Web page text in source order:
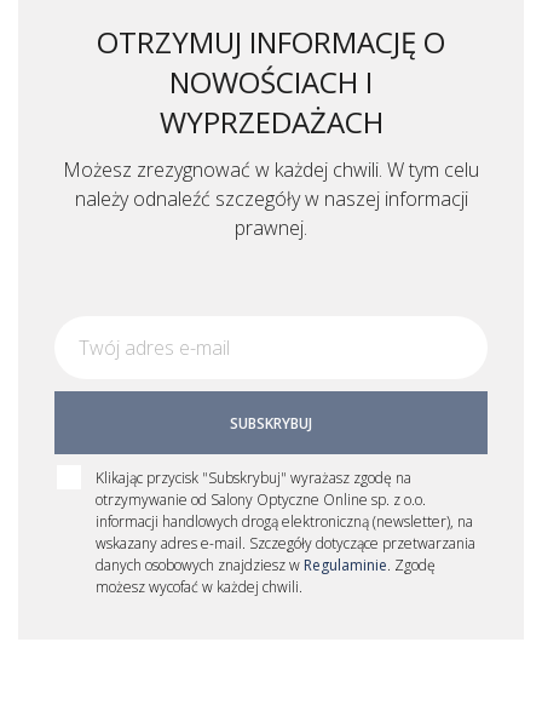
OTRZYMUJ INFORMACJĘ O
NOWOŚCIACH I
WYPRZEDAŻACH
Możesz zrezygnować w każdej chwili. W tym celu
należy odnaleźć szczegóły w naszej informacji
prawnej.
SUBSKRYBUJ
Klikając przycisk "Subskrybuj" wyrażasz zgodę na
otrzymywanie od Salony Optyczne Online sp. z o.o.
informacji handlowych drogą elektroniczną (newsletter), na
wskazany adres e-mail. Szczegóły dotyczące przetwarzania
danych osobowych znajdziesz w Regulaminie. Zgodę
możesz wycofać w każdej chwili.